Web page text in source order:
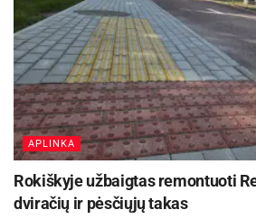
APLINKA
Rokiškyje užbaigtas remontuoti
dviračių ir pėsčiųjų takas